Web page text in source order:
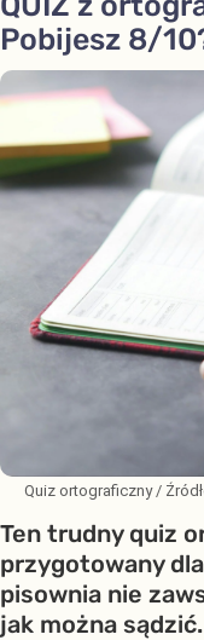
Pobijesz 8/
Quiz ortograficzny /
Ten trudny quiz
przygotowany
pisownia nie
jak można sądzić.